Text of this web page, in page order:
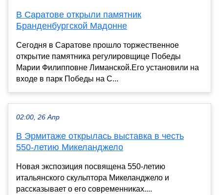
В Саратове открыли памятник
Бранденбургской Мадонне
Сегодня в Саратове прошло торжественное
открытие памятника регулировщице Победы
Марии Филипповне Лиманской.Его установили на
входе в парк Победы на С...
02:00, 26 Апр
В Эрмитаже открылась выставка в честь
550-летию Микеланджело
Новая экспозиция посвящена 550-летию
итальянского скульптора Микеланджело и
рассказывает о его современниках....